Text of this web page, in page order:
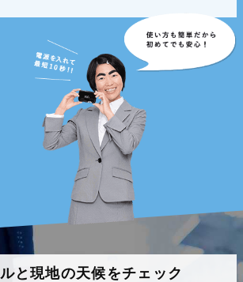
と現地の天候をチェック